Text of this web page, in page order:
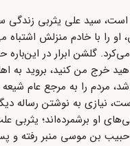
است، سید علی یثربی
گلشن ابرار در
خرج من کنید،
مردم را به مرجع عام
است، نیازی به نوشتن
او برشمرده‌اند؛
حبیب بن موسی منبر